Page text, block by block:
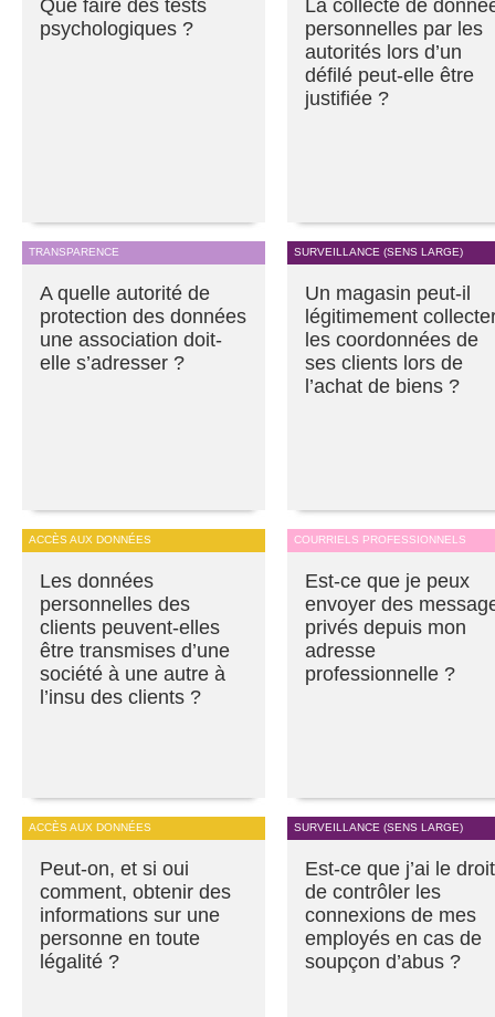
Que faire des tests
psychologiques ?
La collecte de
personnelles par les
autorités lors d’un
défilé peut-elle être
justifiée ?
TRANSPARENCE
A quelle autorité de
protection des données
une association doit-
elle s’adresser ?
SURVEILLANCE (SENS LARGE)
Un magasin peut-il
légitimement
les coordonnées de
ses clients lors de
l’achat de biens ?
ACCÈS AUX DONNÉES
Les données
personnelles des
clients peuvent-elles
être transmises d’une
société à une autre à
l’insu des clients ?
COURRIELS PROFESSIONNELS
Est-ce que je peux
envoyer des
privés depuis mon
adresse
professionnelle ?
ACCÈS AUX DONNÉES
Peut-on, et si oui
comment, obtenir des
informations sur une
personne en toute
légalité ?
SURVEILLANCE (SENS LARGE)
Est-ce que j’ai le droit
de contrôler les
connexions de mes
employés en cas de
soupçon d’abus ?